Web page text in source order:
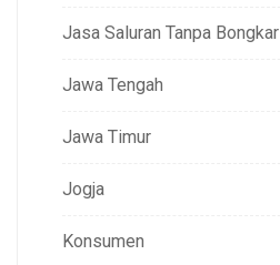
Jasa Saluran Tanpa Bongkar
Jawa Tengah
Jawa Timur
Jogja
Konsumen